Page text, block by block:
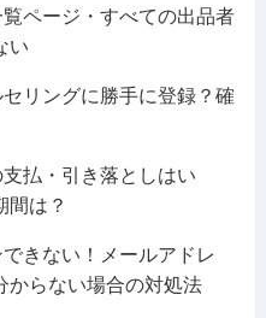
ページ・すべての出品者
い
リングに勝手に登録？確
払・引き落としはい
間は？
きない！メールアドレ
からない場合の対処法